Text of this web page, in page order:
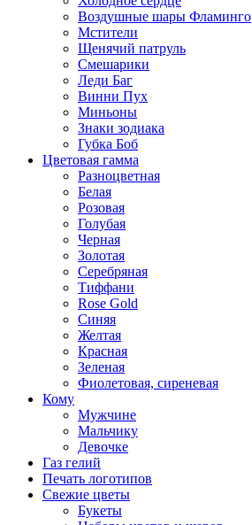
Воздушные шары Фламинго
Мстители
Щенячий патруль
Смешарики
Леди Баг
Винни Пух
Миньоны
Знаки зодиака
Губка Боб
Цветовая гамма
Разноцветная
Белая
Розовая
Голубая
Черная
Золотая
Серебряная
Тиффани
Rose Gold
Синяя
Желтая
Красная
Зеленая
Фиолетовая, сиреневая
Кому
Мужчине
Мальчику
Девочке
Газ гелий
Печать логотипов
Свежие цветы
Букеты